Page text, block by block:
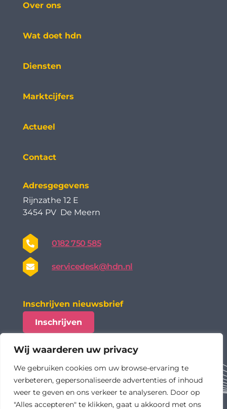
Wij waarderen uw privacy
We gebruiken cookies om uw browse-ervaring te
verbeteren, gepersonaliseerde advertenties of inhoud
weer te geven en ons verkeer te analyseren. Door op
"Alles accepteren" te klikken, gaat u akkoord met ons
Over ons
Wat doet hdn
Diensten
Marktcijfers
Actueel
Contact
Adresgegevens
Rijnzathe 12 E
3454 PV De Meern
0182 750 585
servicedesk@hdn.nl
Inschrijven nieuwsbrief
Inschrijven